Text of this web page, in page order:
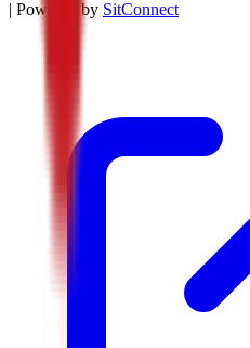
| Powered by SitConnect